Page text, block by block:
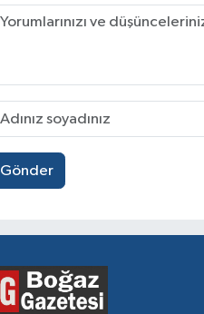
Gönder